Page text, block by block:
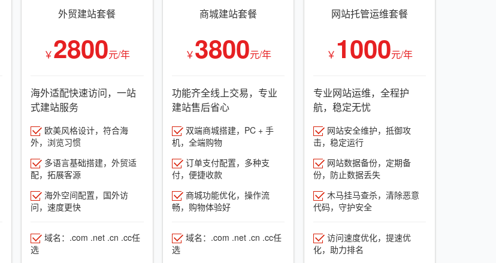
外贸建站套餐
￥2800元/年
海外适配快速访问，一站
式建站服务
欧美风格设计，符合海
外，浏览习惯
多语言基础搭建，外贸适
配，拓展客源
海外空间配置，国外访
问，速度更快
域名：.com .net .cn .cc任
选
商城建站套餐
￥3800元/年
功能齐全线上交易，专业
建站售后省心
双端商城搭建，PC + 手
机，全端购物
订单支付配置，多种支
付，便捷收款
商城功能优化，操作流
畅，购物体验好
域名：.com .net .cn .cc任
选
网站托管运维套餐
￥ 1000元/年
专业网站运维，全程护
航，稳定无忧
网站安全维护，抵御攻
击，稳定运行
网站数据备份，定期备
份，防止数据丢失
木马挂马查杀，清除恶意
代码，守护安全
访问速度优化，提速优
化，助力排名